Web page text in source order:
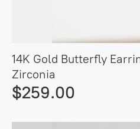
14K Gold Butterfly
Zirconia
$259.00